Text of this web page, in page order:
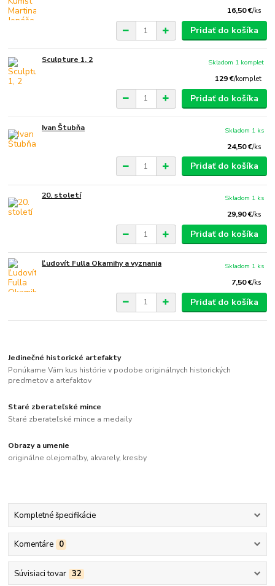
16,50 €/ks
Pridať do košíka
Sculpture 1, 2
129 €/komplet
Skladom 1 komplet
Pridať do košíka
Ivan Štubňa
24,50 €/ks
Skladom 1 ks
Pridať do košíka
20. století
29,90 €/ks
Skladom 1 ks
Pridať do košíka
Ľudovít Fulla Okamihy a vyznania
7,50 €/ks
Skladom 1 ks
Pridať do košíka
Jedinečné historické artefakty
Ponúkame Vám kus histórie v podobe originálnych historických
predmetov a artefaktov
Staré zberateľské mince
Staré zberateľské mince a medaily
Obrazy a umenie
originálne olejomaľby, akvarely, kresby
Kompletné špecifikácie
Komentáre 0
Súvisiaci tovar 32